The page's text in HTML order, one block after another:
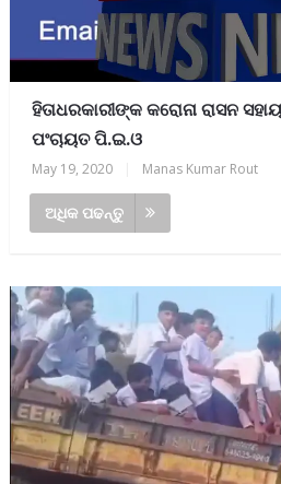
ହିତାଧରକାରୀଙ୍କ କରୋନା ରାସନ
ପଂଚାୟତ ପି.ଇ.ଓ
May 19, 2020 Manas Kumar Rout
ଅଧିକ ପଢନ୍ତୁ